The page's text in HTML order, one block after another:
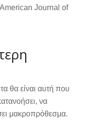
Journal of
θα είναι αυτή που
να
μακροπρόθεσμα.